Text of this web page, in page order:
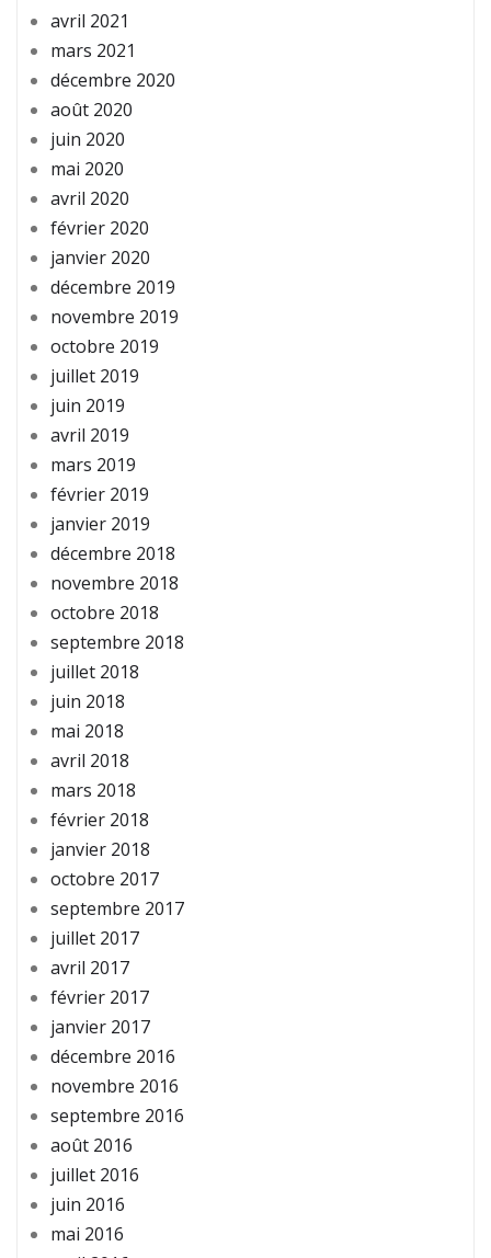
avril 2021
mars 2021
décembre 2020
août 2020
juin 2020
mai 2020
avril 2020
février 2020
janvier 2020
décembre 2019
novembre 2019
octobre 2019
juillet 2019
juin 2019
avril 2019
mars 2019
février 2019
janvier 2019
décembre 2018
novembre 2018
octobre 2018
septembre 2018
juillet 2018
juin 2018
mai 2018
avril 2018
mars 2018
février 2018
janvier 2018
octobre 2017
septembre 2017
juillet 2017
avril 2017
février 2017
janvier 2017
décembre 2016
novembre 2016
septembre 2016
août 2016
juillet 2016
juin 2016
mai 2016